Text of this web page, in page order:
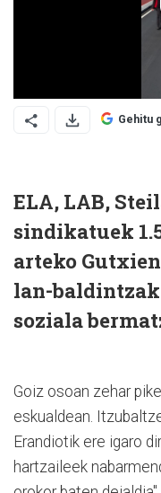
Gehitu
ELA, LAB,
sindikatuek
arteko
lan-
soziala
Goiz osoan zehar
eskualdean.
Erandiotik ere igaro
hartzaileek